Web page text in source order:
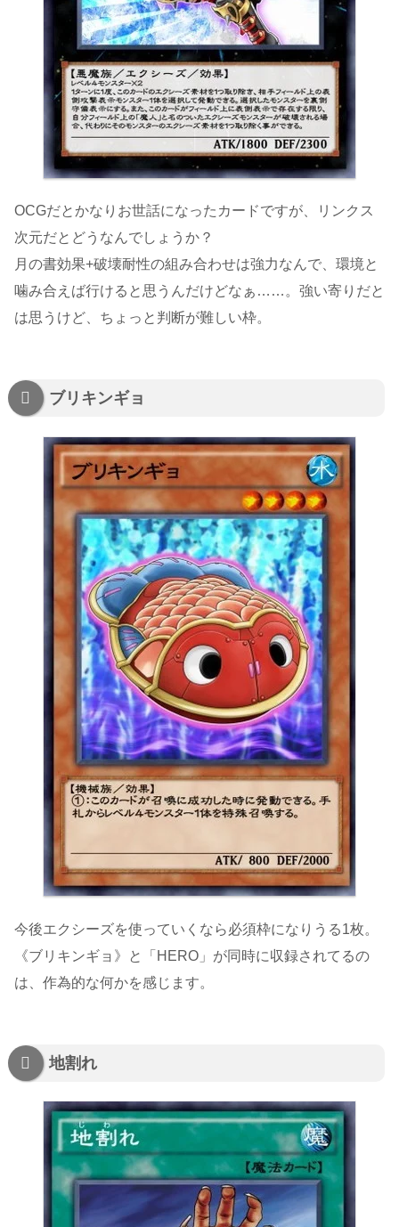
OCGだとかなりお世話になったカードですが、リンクス
次元だとどうなんでしょうか？
月の書効果+破壊耐性の組み合わせは強力なんで、環境と
噛み合えば行けると思うんだけどなぁ……。強い寄りだと
は思うけど、ちょっと判断が難しい枠。
ブリキンギョ
今後エクシーズを使っていくなら必須枠になりうる1枚。
《ブリキンギョ》と「HERO」が同時に収録されてるの
は、作為的な何かを感じます。
地割れ